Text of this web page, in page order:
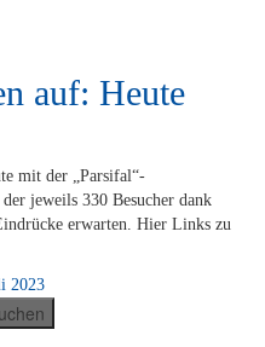
auf: Heute
mit der „Parsifal“-
je­weils 330 Be­su­cher dank
er­war­ten. Hier Links zu
2023